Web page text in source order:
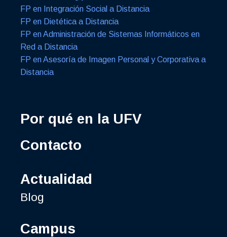
FP en Integración Social a Distancia
FP en Dietética a Distancia
FP en Administración de Sistemas Informáticos en
Red a Distancia
FP en Asesoría de Imagen Personal y Corporativa a
Distancia
Por qué en la UFV
Contacto
Actualidad
Blog
Campus